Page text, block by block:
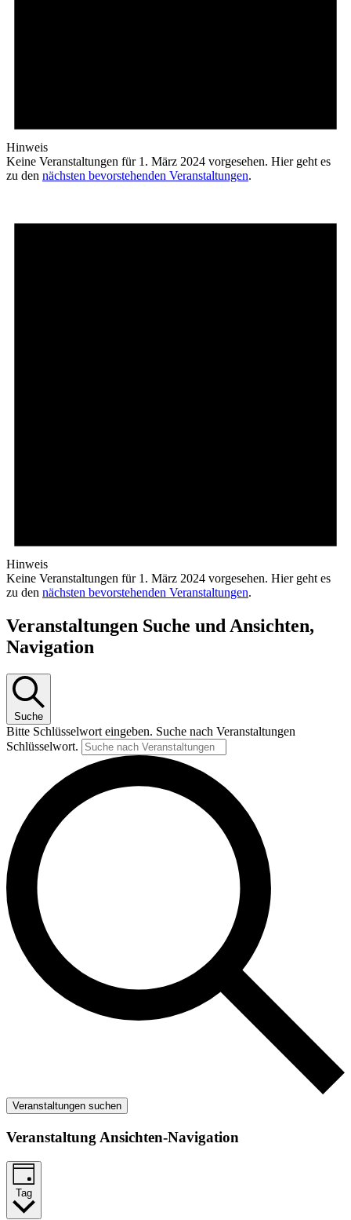
Hinweis
Keine Veranstaltungen für 1. März 2024 vorgesehen. Hier geht es
zu den nächsten bevorstehenden Veranstaltungen.
Hinweis
Keine Veranstaltungen für 1. März 2024 vorgesehen. Hier geht es
zu den nächsten bevorstehenden Veranstaltungen.
Veranstaltungen Suche und Ansichten,
Navigation
Suche
Bitte Schlüsselwort eingeben. Suche nach Veranstaltungen
Schlüsselwort.
Veranstaltungen suchen
Veranstaltung Ansichten-Navigation
Tag